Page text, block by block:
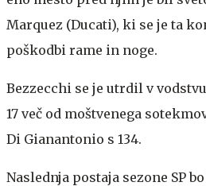
Marquez (Ducati), ki se je ta
poškodbi rame in noge.
Bezzecchi se je utrdil v vodstvu
17 več od moštvenega
Di Gianantonio s 134.
Naslednja postaja sezone SP